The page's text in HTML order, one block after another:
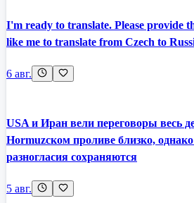
I'm ready to translate. Please provide
like me to translate from Czech to
6 авг.
USA и Иран вели переговоры весь
Hormuzском проливе близко,
разногласия сохраняются
5 авг.